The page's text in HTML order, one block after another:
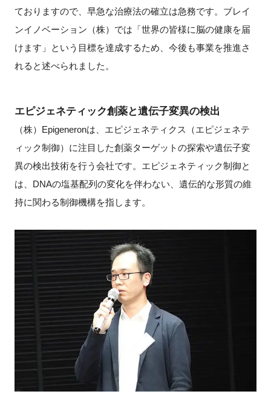
ておりますので、早急な治療法の確立は急務です。ブレイ
ンイノベーション（株）では「世界の皆様に脳の健康を届
けます」という目標を達成するため、今後も事業を推進さ
れると述べられました。
エピジェネティック創薬と遺伝子変異の検出
（株）Epigeneronは、エピジェネティクス（エピジェネテ
ィック制御）に注目した創薬ターゲットの探索や遺伝子変
異の検出技術を行う会社です。エピジェネティック制御と
は、DNAの塩基配列の変化を伴わない、遺伝的な形質の維
持に関わる制御機構を指します。